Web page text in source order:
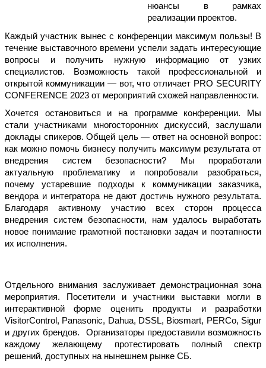
нюансы в рамках
реализации проектов.
Каждый участник вынес с конференции максимум пользы! В
течение выставочного времени успели задать интересующие
вопросы и получить нужную информацию от узких
специалистов. Возможность такой профессиональной и
открытой коммуникации — вот, что отличает PRO SECURITY
CONFERENCE 2023 от мероприятий схожей направленности.
Хочется остановиться и на программе конференции. Мы
стали участниками многосторонних дискуссий, заслушали
доклады спикеров. Общей цель — ответ на основной вопрос:
как можно помочь бизнесу получить максимум результата от
внедрения систем безопасности? Мы проработали
актуальную проблематику и попробовали разобраться,
почему устаревшие подходы к коммуникации заказчика,
вендора и интегратора не дают достичь нужного результата.
Благодаря активному участию всех сторон процесса
внедрения систем безопасности, нам удалось выработать
новое понимание грамотной постановки задач и поэтапности
их исполнения.
Отдельного внимания заслуживает демонстрационная зона
мероприятия. Посетители и участники выставки могли в
интерактивной форме оценить продукты и разработки
VisitorControl, Panasonic, Dahua, DSSL, Biosmart, PERCo, Sigur
и других брендов. Организаторы предоставили возможность
каждому желающему протестировать полный спектр
решений, доступных на нынешнем рынке СБ.